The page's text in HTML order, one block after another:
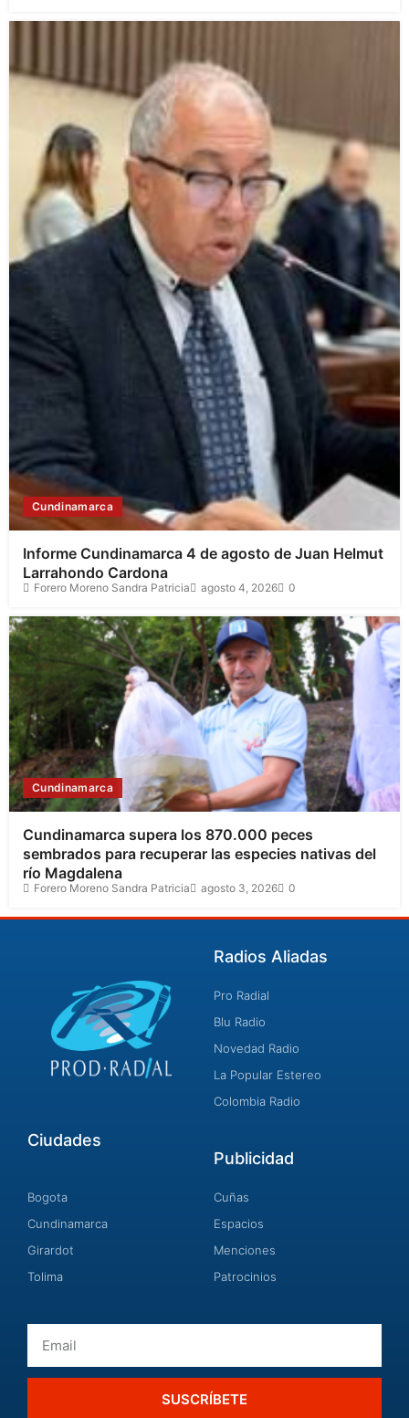
Cundinamarca
Informe Cundinamarca 4 de agosto de Juan Helmut
Larrahondo Cardona
Forero Moreno Sandra Patricia agosto 4, 2026 0
Cundinamarca
Cundinamarca supera los 870.000 peces
sembrados para recuperar las especies nativas del
río Magdalena
Forero Moreno Sandra Patricia agosto 3, 2026 0
Radios Aliadas
Pro Radial
Blu Radio
Novedad Radio
La Popular Estereo
Colombia Radio
Ciudades
Bogota
Cundinamarca
Girardot
Tolima
Publicidad
Cuñas
Espacios
Menciones
Patrocinios
SUSCRÍBETE